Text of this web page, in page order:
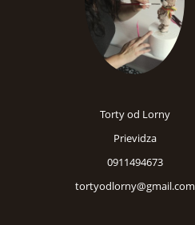
Torty od Lorny
Prievidza
0911494673
tortyodlorny@gmail.com